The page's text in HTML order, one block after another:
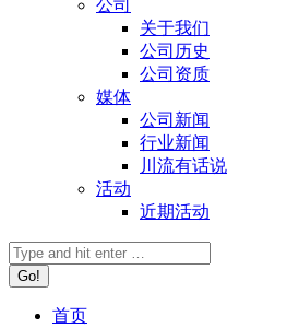
公司
关于我们
公司历史
公司资质
媒体
公司新闻
行业新闻
川流有话说
活动
近期活动
首页